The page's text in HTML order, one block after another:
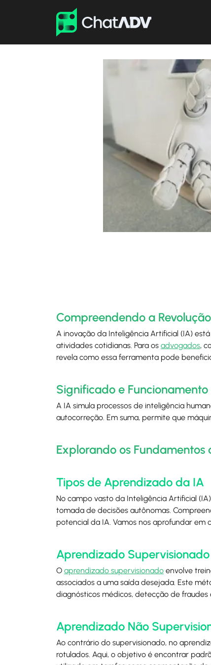
Compreendendo a
A inovação da Inteligência Artificial (IA)
atividades cotidianas. Para os advogados,
revela como essa ferramenta pode
Significado e
A IA simula processos de inteligência
autocorreção. Em suma, permite que
Explorando os
Tipos de Aprendizado da IA
No campo vasto da Inteligência Artificial
tomada de decisões autônomas.
potencial da IA. Vamos nos aprofundar em
Aprendizado Supervisionado
O aprendizado supervisionado envolve
associados a uma saída desejada. Este
diagnósticos médicos, detecção de
Aprendizado Não
Ao contrário do supervisionado, no
rotulados. Aqui, o objetivo é encontrar